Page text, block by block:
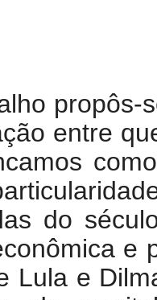
propôs-
entre
do
e
Lula e